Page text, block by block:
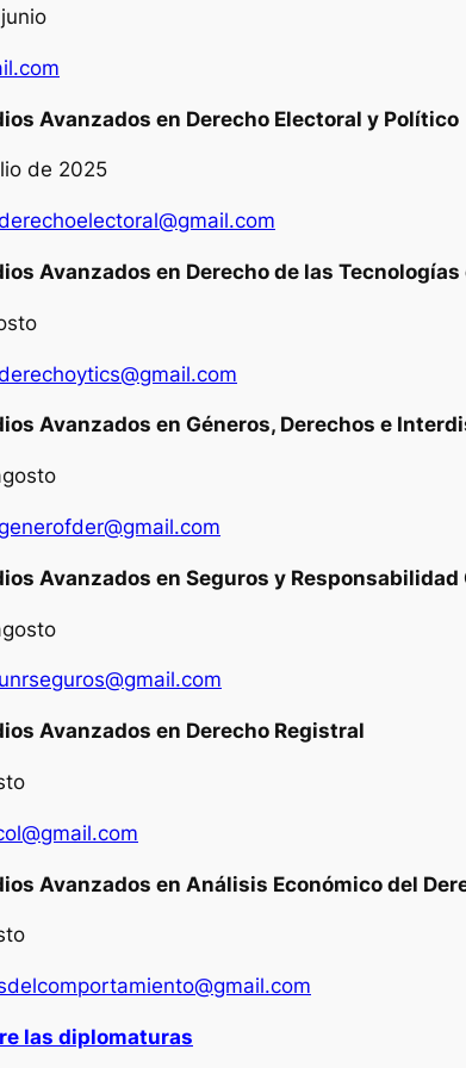
Avanzados en Derecho Electoral y Político
de 2025
Avanzados en Derecho de las
Avanzados en Géneros, Derechos e
Avanzados en Seguros y Responsabilidad
Avanzados en Derecho Registral
Avanzados en Análisis Económico del
las diplomaturas